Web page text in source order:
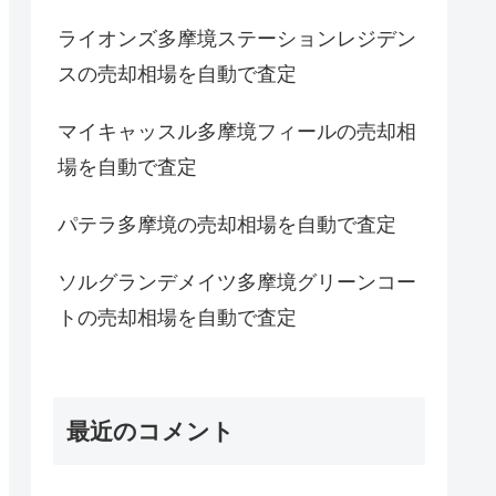
ライオンズ多摩境ステーションレジデン
スの売却相場を自動で査定
マイキャッスル多摩境フィールの売却相
場を自動で査定
パテラ多摩境の売却相場を自動で査定
ソルグランデメイツ多摩境グリーンコー
トの売却相場を自動で査定
最近のコメント